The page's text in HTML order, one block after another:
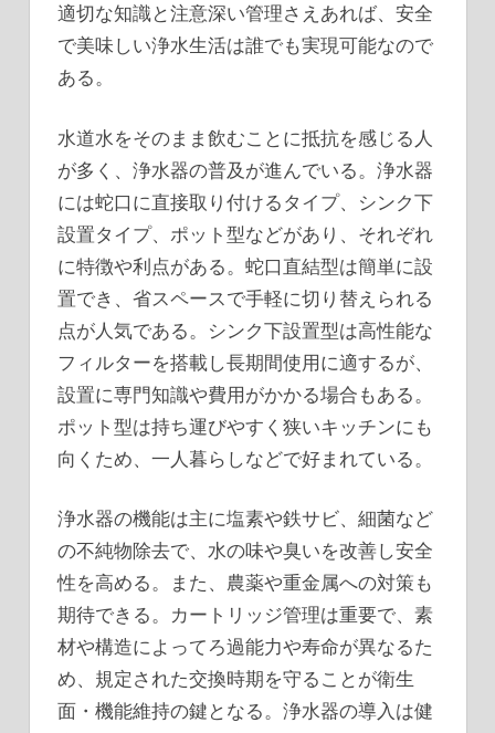
適切な知識と注意深い管理さえあれば、安全
で美味しい浄水生活は誰でも実現可能なので
ある。
水道水をそのまま飲むことに抵抗を感じる人
が多く、浄水器の普及が進んでいる。浄水器
には蛇口に直接取り付けるタイプ、シンク下
設置タイプ、ポット型などがあり、それぞれ
に特徴や利点がある。蛇口直結型は簡単に設
置でき、省スペースで手軽に切り替えられる
点が人気である。シンク下設置型は高性能な
フィルターを搭載し長期間使用に適するが、
設置に専門知識や費用がかかる場合もある。
ポット型は持ち運びやすく狭いキッチンにも
向くため、一人暮らしなどで好まれている。
浄水器の機能は主に塩素や鉄サビ、細菌など
の不純物除去で、水の味や臭いを改善し安全
性を高める。また、農薬や重金属への対策も
期待できる。カートリッジ管理は重要で、素
材や構造によってろ過能力や寿命が異なるた
め、規定された交換時期を守ることが衛生
面・機能維持の鍵となる。浄水器の導入は健